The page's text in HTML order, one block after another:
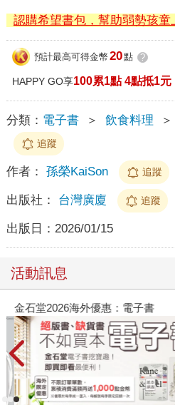
認購希望書包，幫助弱勢孩童
預計最高可得金幣 20點 ?
HAPPY GO享100累1點 4點抵1元
分類： 電子書 ＞ 飲食料理 ＞
追蹤
作者： 孫榮KaiSon 追蹤
出版社： 台灣廣廈 追蹤
出版日： 2026/01/15
活動訊息
金石堂2026海外優惠：電子書